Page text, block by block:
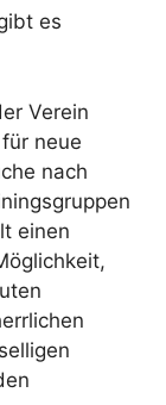
es
Verein
neue
nach
einen